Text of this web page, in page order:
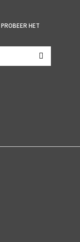
HET